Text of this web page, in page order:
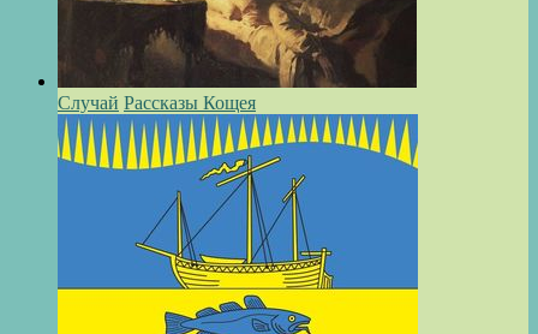
Случай Рассказы Кощея